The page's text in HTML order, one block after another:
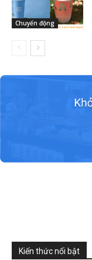
Chuyển động
Kiến thức nổi bật